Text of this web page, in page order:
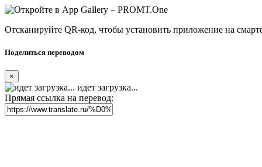
Отсканируйте QR-код, чтобы установить приложение на
Поделиться переводом
×
идет загрузка...
Прямая ссылка на перевод: